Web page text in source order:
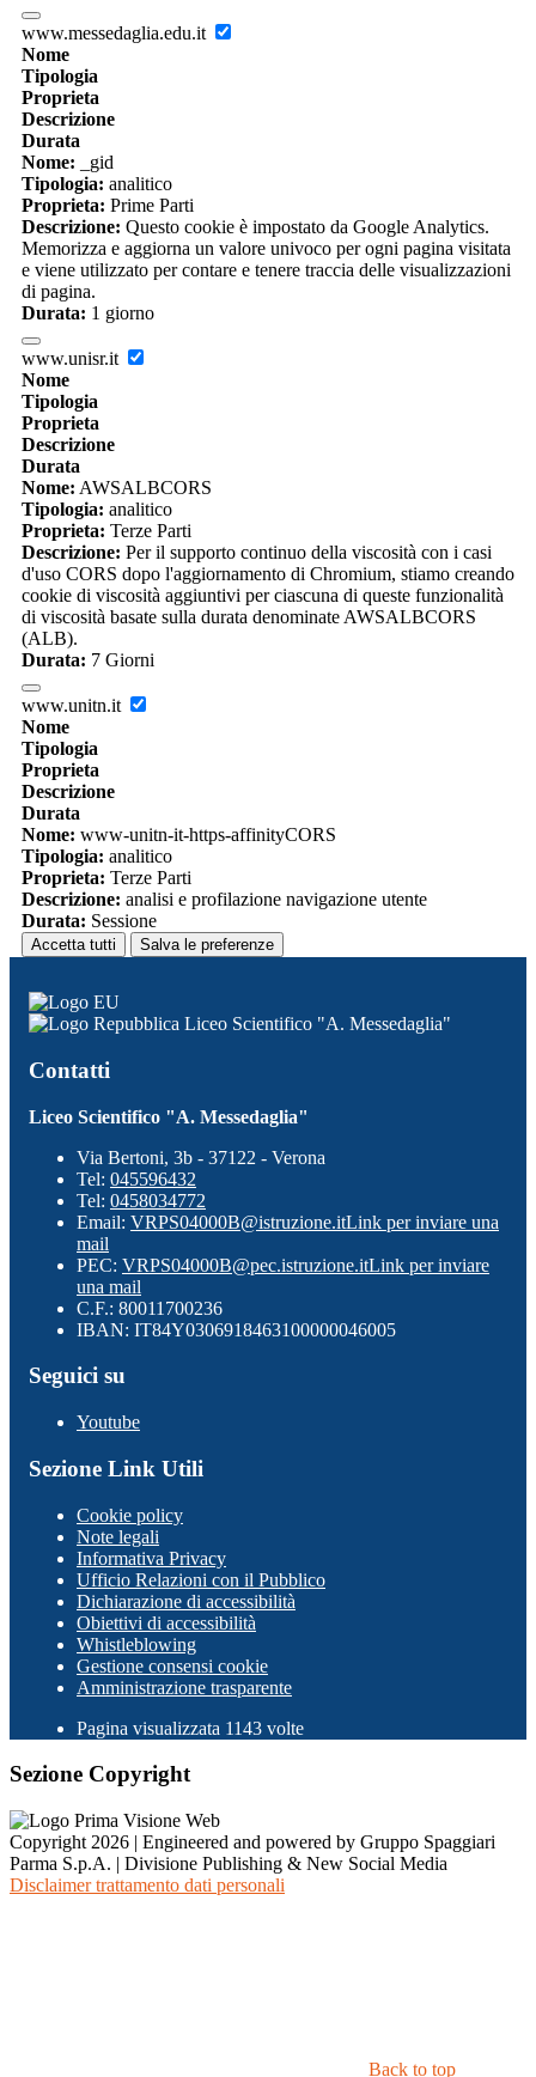
www.messedaglia.edu.it
Nome
Tipologia
Proprieta
Descrizione
Durata
Nome: _gid
Tipologia: analitico
Proprieta: Prime Parti
Descrizione: Questo cookie è impostato da Google Analytics.
Memorizza e aggiorna un valore univoco per ogni pagina visitata
e viene utilizzato per contare e tenere traccia delle visualizzazioni
di pagina.
Durata: 1 giorno
www.unisr.it
Nome
Tipologia
Proprieta
Descrizione
Durata
Nome: AWSALBCORS
Tipologia: analitico
Proprieta: Terze Parti
Descrizione: Per il supporto continuo della viscosità con i casi
d'uso CORS dopo l'aggiornamento di Chromium, stiamo creando
cookie di viscosità aggiuntivi per ciascuna di queste funzionalità
di viscosità basate sulla durata denominate AWSALBCORS
(ALB).
Durata: 7 Giorni
www.unitn.it
Nome
Tipologia
Proprieta
Descrizione
Durata
Nome: www-unitn-it-https-affinityCORS
Tipologia: analitico
Proprieta: Terze Parti
Descrizione: analisi e profilazione navigazione utente
Durata: Sessione
Accetta tutti Salva le preferenze
Liceo Scientifico "A. Messedaglia"
Contatti
Liceo Scientifico "A. Messedaglia"
Via Bertoni, 3b - 37122 - Verona
Tel: 045596432
Tel: 0458034772
Email: VRPS04000B@istruzione.itLink per inviare una
mail
PEC: VRPS04000B@pec.istruzione.itLink per inviare
una mail
C.F.: 80011700236
IBAN: IT84Y0306918463100000046005
Seguici su
Youtube
Sezione Link Utili
Cookie policy
Note legali
Informativa Privacy
Ufficio Relazioni con il Pubblico
Dichiarazione di accessibilità
Obiettivi di accessibilità
Whistleblowing
Gestione consensi cookie
Amministrazione trasparente
Pagina visualizzata 1143 volte
Sezione Copyright
Copyright 2026 | Engineered and powered by Gruppo Spaggiari
Parma S.p.A. | Divisione Publishing & New Social Media
Disclaimer trattamento dati personali
Back to top